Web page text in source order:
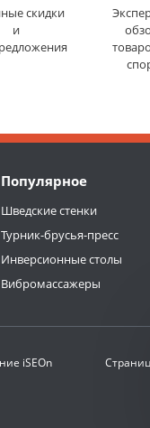
скидки
и
Популярное
Шведские стенки
Турник-брусья-пресс
Инверсионные столы
Вибромассажеры
iSEOn